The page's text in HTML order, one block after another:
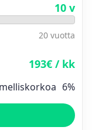
10 v
20 vuotta
193€ / kk
6%